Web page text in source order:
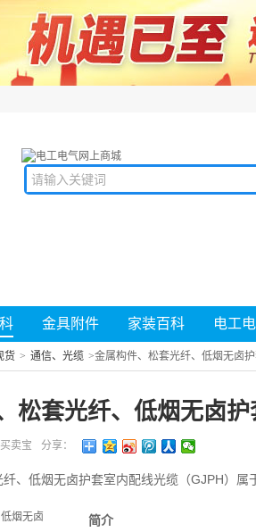
金具附件 家装百科 电工
货 > 通信、光缆 >金属构件、松套光纤、低烟无卤
松套光纤、低烟无卤
卖宝 分享：
、低烟无卤护套室内配线光缆（GJPH）属
简介